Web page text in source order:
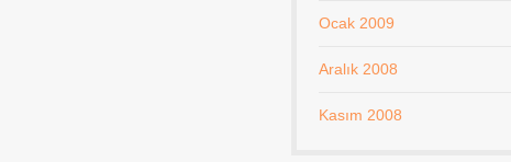
Ocak 2009
Aralık 2008
Kasım 2008